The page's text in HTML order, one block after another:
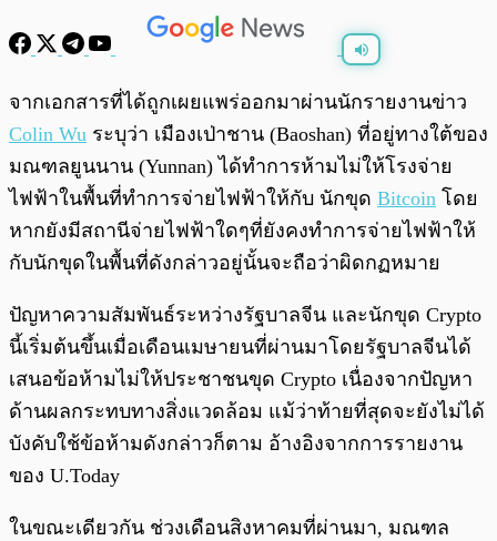
พร้อมเล่น 0:00
จากเอกสารที่ได้ถูกเผยแพร่ออกมาผ่านนักรายงานข่าว
Colin Wu ระบุว่า เมืองเป่าชาน (Baoshan) ที่อยู่ทางใต้ของ
มณฑลยูนนาน (Yunnan) ได้ทำการห้ามไม่ให้โรงจ่าย
ไฟฟ้าในพื้นที่ทำการจ่ายไฟฟ้าให้กับ นักขุด Bitcoin โดย
หากยังมีสถานีจ่ายไฟฟ้าใดๆที่ยังคงทำการจ่ายไฟฟ้าให้
กับนักขุดในพื้นที่ดังกล่าวอยู่นั้นจะถือว่าผิดกฏหมาย
ปัญหาความสัมพันธ์ระหว่างรัฐบาลจีน และนักขุด Crypto
นี้เริ่มต้นขึ้นเมื่อเดือนเมษายนที่ผ่านมาโดยรัฐบาลจีนได้
เสนอข้อห้ามไม่ให้ประชาชนขุด Crypto เนื่องจากปัญหา
ด้านผลกระทบทางสิ่งแวดล้อม แม้ว่าท้ายที่สุดจะยังไม่ได้
บังคับใช้ข้อห้ามดังกล่าวก็ตาม อ้างอิงจากการรายงาน
ของ U.Today
ในขณะเดียวกัน ช่วงเดือนสิงหาคมที่ผ่านมา, มณฑล